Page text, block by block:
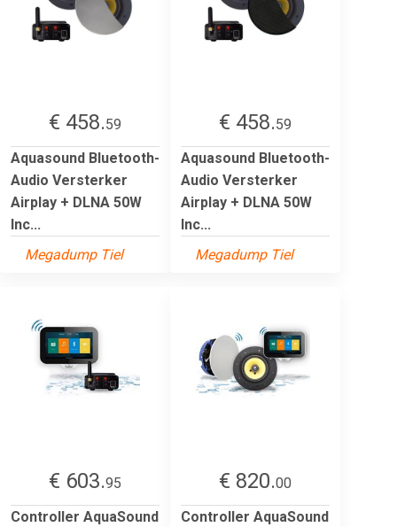
€ 458.59
Aquasound Bluetooth-
Audio Versterker
Airplay + DLNA 50W
Inc...
Megadump Tiel
€ 458.59
Aquasound Bluetooth-
Audio Versterker
Airplay + DLNA 50W
Inc...
Megadump Tiel
€ 603.95
Controller AquaSound
€ 820.00
Controller AquaSound